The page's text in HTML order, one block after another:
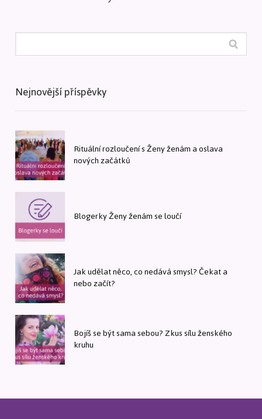
Nejnovější příspěvky
Rituální rozloučení s Ženy ženám a oslava
nových začátků
Blogerky Ženy ženám se loučí
Jak udělat něco, co nedává smysl? Čekat a
nebo začít?
Bojíš se být sama sebou? Zkus sílu ženského
kruhu